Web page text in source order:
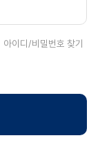
아이디/비밀번호 찾기